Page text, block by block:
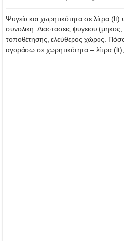
Ψυγείο και χωρητικότητα σε λίτρα
συνολική. Διαστάσεις ψυγείου
τοποθέτησης, ελεύθερος χώρος.
αγοράσω σε χωρητικότητα – λίτρα (lt);